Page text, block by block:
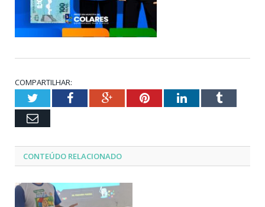
COMPARTILHAR:
TwitterFacebookGoogle+PinterestLinkedInTumblr
Email
CONTEÚDO RELACIONADO